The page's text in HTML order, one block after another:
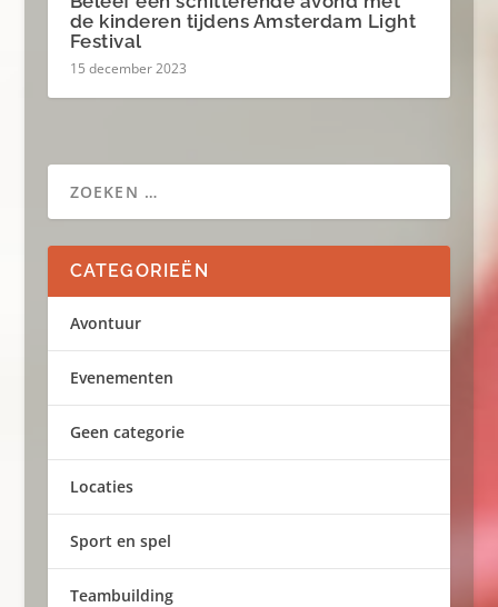
de kinderen tijdens Amsterdam Light
Festival
15 december 2023
CATEGORIEËN
Avontuur
Evenementen
Geen categorie
Locaties
Sport en spel
Teambuilding